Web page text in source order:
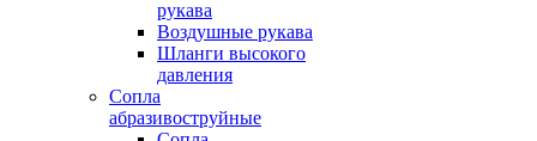
рукава
Воздушные рукава
Шланги высокого
давления
Сопла
абразивоструйные